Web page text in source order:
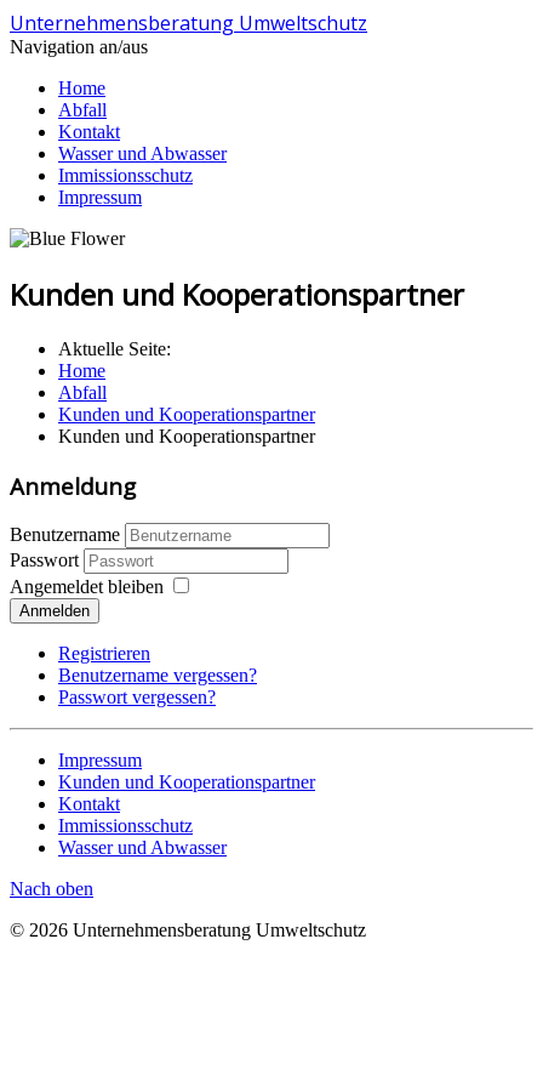
Unternehmensberatung Umweltschutz
Navigation an/aus
Home
Abfall
Kontakt
Wasser und Abwasser
Immissionsschutz
Impressum
Kunden und Kooperationspartner
Aktuelle Seite:
Home
Abfall
Kunden und Kooperationspartner
Kunden und Kooperationspartner
Anmeldung
Benutzername
Passwort
Angemeldet bleiben
Anmelden
Registrieren
Benutzername vergessen?
Passwort vergessen?
Impressum
Kunden und Kooperationspartner
Kontakt
Immissionsschutz
Wasser und Abwasser
Nach oben
© 2026 Unternehmensberatung Umweltschutz